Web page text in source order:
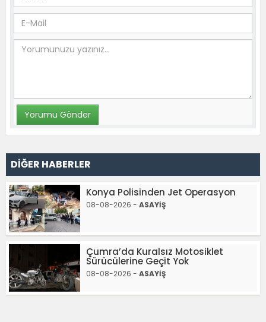
DİĞER HABERLER
Konya Polisinden Jet Operasyon
08-08-2026 - ASAYİŞ
Çumra’da Kuralsız Motosiklet
Sürücülerine Geçit Yok
08-08-2026 - ASAYİŞ